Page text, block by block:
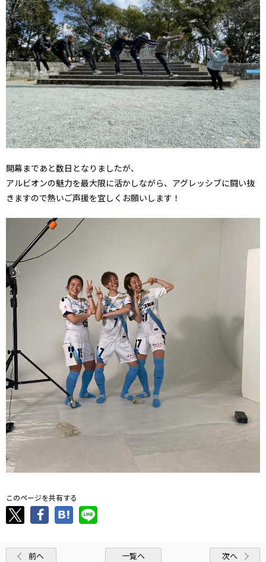
開幕まであと数日となりましたが、
アルビオンの魅力を最大限に活かしながら、アグレッシブに闘い抜
きますので熱いご声援を宜しくお願いします！
このページを共有する
前へ 一覧へ 次へ